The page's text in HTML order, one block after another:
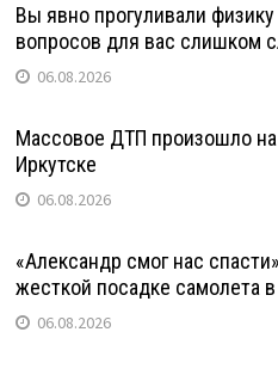
Вы явно прогуливали
вопросов для вас слишком
06.08.2026
Массовое ДТП произошло на
Иркутске
06.08.2026
«Александр смог нас
жесткой посадке самолета в
06.08.2026